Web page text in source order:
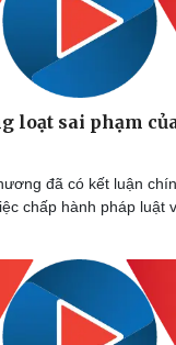
Sành điệu
Trải
Chuyển
loạt sai phạm
đã có kết luận
chấp hành pháp luật